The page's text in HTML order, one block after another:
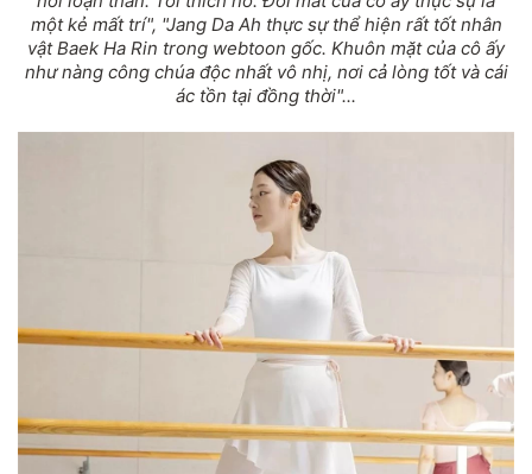
một kẻ mất trí", "Jang Da Ah thực sự thể hiện rất tốt nhân
vật Baek Ha Rin trong webtoon gốc. Khuôn mặt của cô ấy
như nàng công chúa độc nhất vô nhị, nơi cả lòng tốt và cái
ác tồn tại đồng thời"...